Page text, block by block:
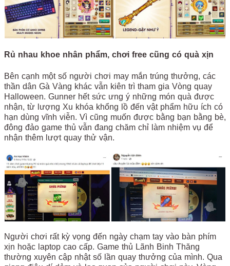
Rủ nhau khoe nhân phẩm, chơi free cũng có quà xịn
Bên cạnh một số người chơi may mắn trúng thưởng, các
thần dân Gà Vàng khác vẫn kiên trì tham gia Vòng quay
Halloween. Gunner hết sức ưng ý những món quà được
nhận, từ lượng Xu khóa khổng lồ đến vật phẩm hữu ích có
hạn dùng vĩnh viễn. Vì cũng muốn được bằng bạn bằng bè,
đông đảo game thủ vẫn đang chăm chỉ làm nhiệm vụ để
nhận thêm lượt quay thử vận.
Người chơi rất kỳ vọng đến ngày chạm tay vào bàn phím
xịn hoặc laptop cao cấp. Game thủ Lãnh Binh Thăng
thường xuyên cập nhật số lần quay thưởng của mình. Qua